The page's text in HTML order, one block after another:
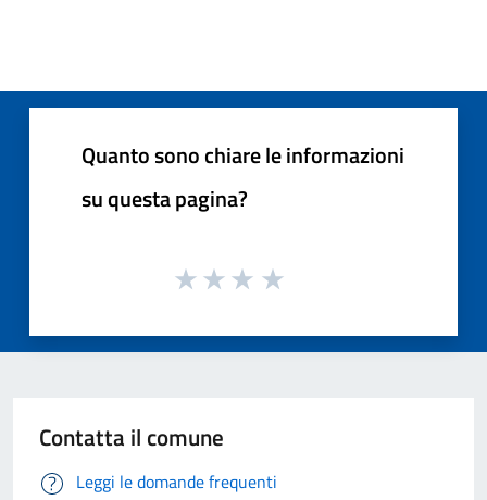
Quanto sono chiare le informazioni
su questa pagina?
Contatta il comune
Leggi le domande frequenti